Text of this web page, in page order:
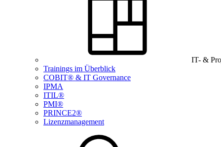
IT- &
Trainings im Überblick
COBIT® & IT Governance
IPMA
ITIL®
PMI®
PRINCE2®
Lizenzmanagement